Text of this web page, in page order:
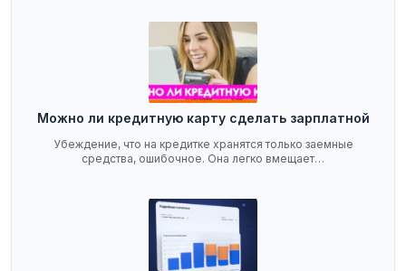
Можно ли кредитную карту сделать зарплатной
Убеждение, что на кредитке хранятся только заемные
средства, ошибочное. Она легко вмещает…